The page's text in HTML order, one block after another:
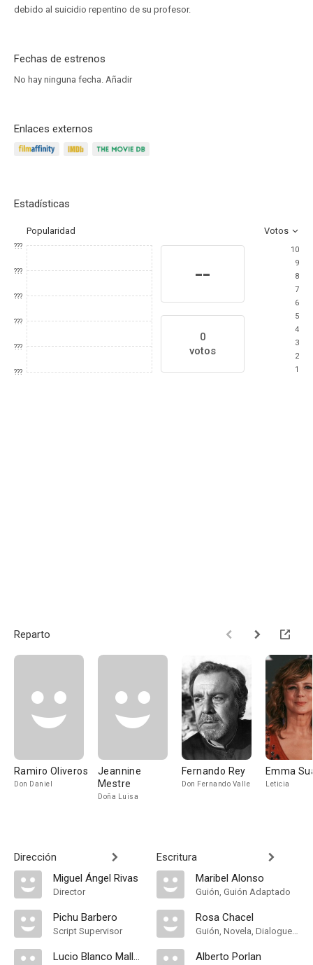
debido al suicidio repentino de su profesor.
Fechas de estrenos
No hay ninguna fecha. Añadir
Enlaces externos
Estadísticas
Popularidad Votos
???
???
???
???
???
???
--
0
votos
10
9
8
7
6
5
4
3
2
1
Reparto
Ramiro Oliveros
Don Daniel
Jeannine
Mestre
Doña Luisa
Fernando Rey
Don Fernando Valle
Emma
Leticia
Dirección
Miguel Ángel Rivas
Director
Pichu Barbero
Script Supervisor
Lucio Blanco Mallada
Escritura
Maribel Alonso
Guión, Guión Adaptado
Rosa Chacel
Guión, Novela, Dialogue, Original Story
Alberto Porlan